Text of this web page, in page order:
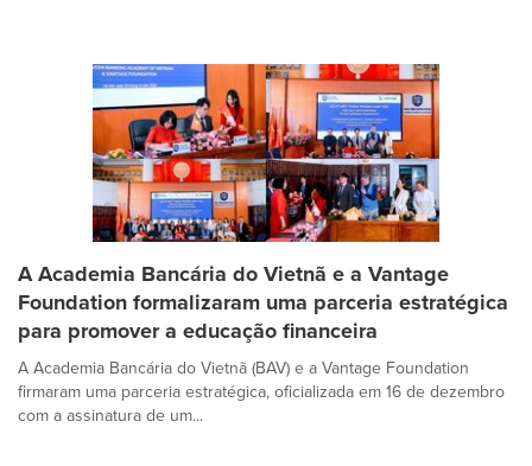
A Academia Bancária do Vietnã e a Vantage
Foundation formalizaram uma parceria estratégica
para promover a educação financeira
A Academia Bancária do Vietnã (BAV) e a Vantage Foundation
firmaram uma parceria estratégica, oficializada em 16 de dezembro
com a assinatura de um...